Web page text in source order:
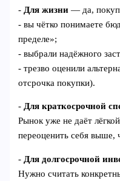
- Для жизни — да,
- вы чётко понимаете
пределе»;
- выбрали надёжного
- трезво оценили
отсрочка покупки).
- Для краткосрочной
Рынок уже не даёт
переоценить себя выше,
- Для долгосрочной
Нужно считать